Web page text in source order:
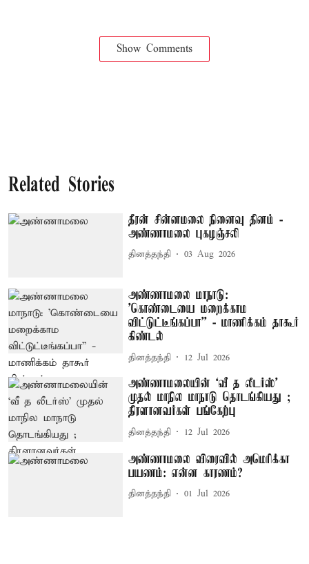
Show Comments
Related Stories
தீரன் சின்னமலை நினைவு தினம் -
அண்ணாமலை புகழஞ்சலி
தினத்தந்தி 03 Aug 2026
அண்ணாமலை மாநாடு:
'கொண்டையை மறைக்காம
விட்டுட்டீங்கப்பா'' - மாணிக்கம் தாகூர்
கிண்டல்
தினத்தந்தி 12 Jul 2026
அண்ணாமலையின் ‘வீ த லீடர்ஸ்’
முதல் மாநில மாநாடு தொடங்கியது ;
திரளானவர்கள் பங்கேற்பு
தினத்தந்தி 12 Jul 2026
அண்ணாமலை விரைவில் அமெரிக்கா
பயணம்: என்ன காரணம்?
தினத்தந்தி 01 Jul 2026